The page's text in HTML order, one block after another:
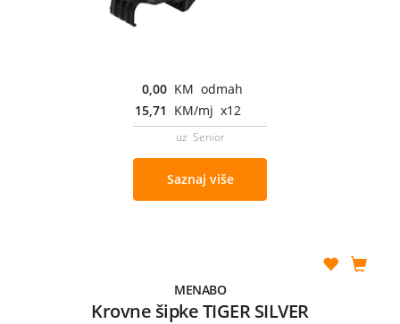
0,00 KM odmah
15,71 KM/mj x12
uz Senior
Saznaj više
MENABO
Krovne šipke TIGER SILVER